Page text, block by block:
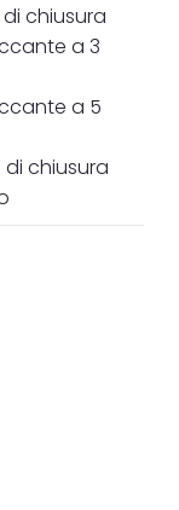
chiusura
a 3
a 5
chiusura